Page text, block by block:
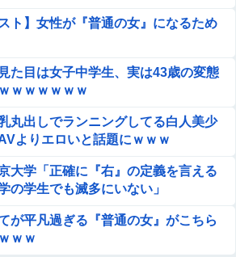
……他
らけの美人海鮮料理人、現る！！←コ
イらにブッ刺さりまくりw w w w w
なアイドル級の子と即ハメできるの
正動画がコチラ
ドがエロい！乳首透け、巨乳おっぱ
』のアクキー、不評だった理由が明
グッズを大量注文→全キャンセルで逮
ト】女性が『普通の女』になるため
た目は女子中学生、実は43歳の変態
ｗｗｗｗｗｗ
丸出しでランニングしてる白人美少
よりエロいと話題にｗｗｗ
大学「正確に『右』の定義を言える
の学生でも滅多にいない」
が平凡過ぎる『普通の女』がこちら
ｗｗ